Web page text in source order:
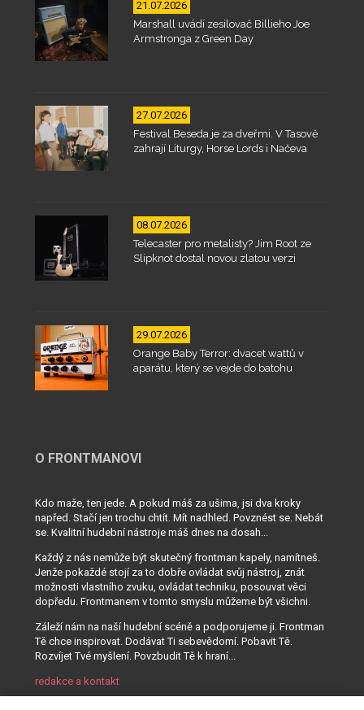
21.07.2026
Marshall uvádí zesilovač Billieho Joe
Armstronga z Green Day
27.07.2026
Festival Beseda je za dveřmi. V Tasově
zahrají Liturgy, Horse Lords i Načeva
08.07.2026
Telecaster pro metalisty? Jim Root ze
Slipknot dostal novou zlatou verzi
29.07.2026
Orange Baby Terror: dvacet wattů v
aparátu, který se vejde do batohu
O FRONTMANOVI
Kdo maže, ten jede. A pokud máš za ušima, jsi dva kroky
napřed. Stačí jen trochu chtít. Mít nadhled. Povznést se. Nebát
se. Kvalitní hudební nástroje máš dnes na dosah...
Každý z nás nemůže být skutečný frontman kapely, namítneš.
Jenže pokaždé stojí za to dobře ovládat svůj nástroj, znát
možnosti vlastního zvuku, ovládat techniku, posouvat věci
dopředu. Frontmanem v tomto smyslu můžeme být všichni.
Záleží nám na naší hudební scéně a podporujeme ji. Frontman
Tě chce inspirovat. Dodávat Ti sebevědomí. Pobavit Tě.
Rozvíjet Tvé myšlení. Povzbudit Tě k hraní...
redakce a kontakt